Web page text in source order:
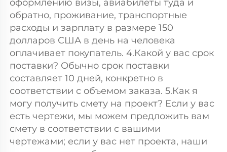
оформлению визы, авиабилеты туда и
обратно, проживание, транспортные
расходы и зарплату в размере 150
долларов США в день на человека
оплачивает покупатель. 4.Какой у вас срок
поставки? Обычно срок поставки
составляет 10 дней, конкретно в
соответствии с объемом заказа. 5.Как я
могу получить смету на проект? Если у вас
есть чертежи, мы можем предложить вам
смету в соответствии с вашими
чертежами; если у вас нет проекта, наши